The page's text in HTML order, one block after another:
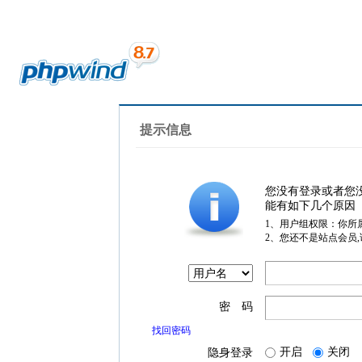
提示信息
您没有登录或者您
能有如下几个原因
1、用户组权限：你所
2、您还不是站点会员
密 码
找回密码
隐身登录 开启 关闭